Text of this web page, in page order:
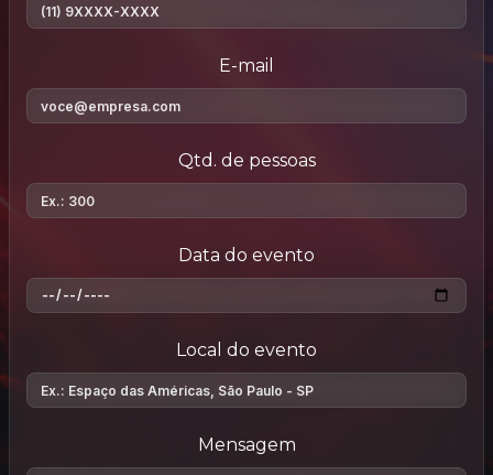
E-mail
Qtd. de pessoas
Data do evento
Local do evento
Mensagem